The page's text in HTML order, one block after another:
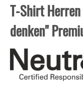
T-Shirt
denken"